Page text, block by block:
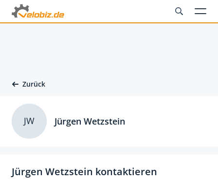
Zurück
Jürgen Wetzstein kontaktieren
JW Jürgen Wetzstein